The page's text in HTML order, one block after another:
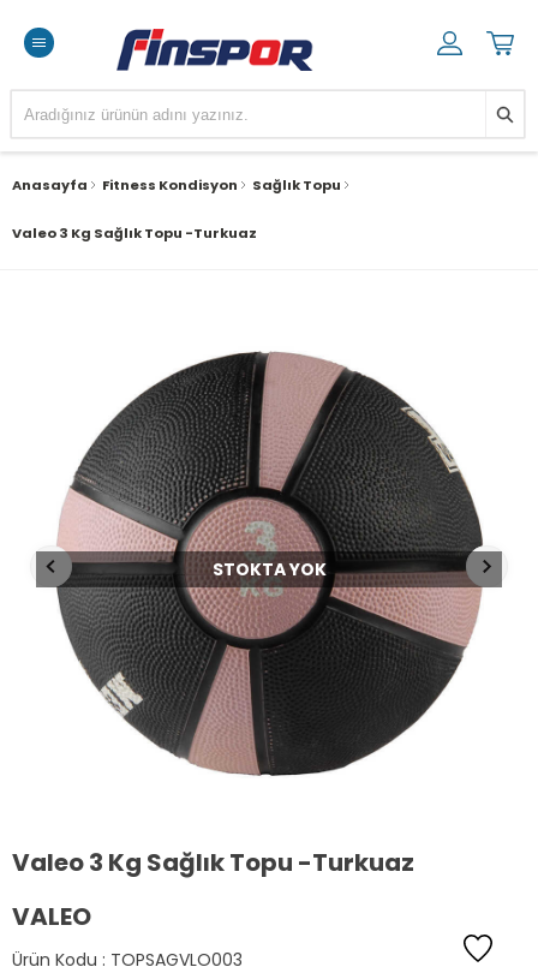
Anasayfa Fitness Kondisyon Sağlık Topu
Valeo 3 Kg Sağlık Topu -Turkuaz
STOKTA YOK
Valeo 3 Kg Sağlık Topu -Turkuaz
VALEO
Ürün Kodu : TOPSAGVLO003